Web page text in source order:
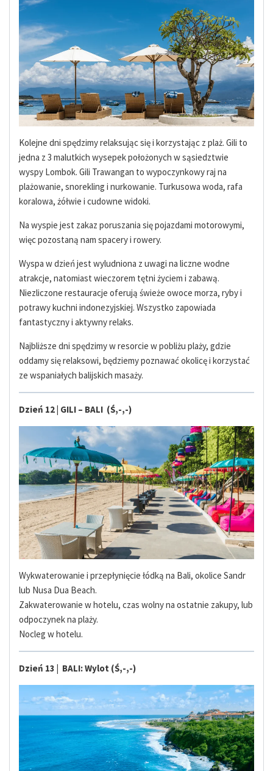
Kolejne dni spędzimy relaksując się i korzystając z plaż. Gili to
jedna z 3 malutkich wysepek położonych w sąsiedztwie
wyspy Lombok. Gili Trawangan to wypoczynkowy raj na
plażowanie, snorekling i nurkowanie. Turkusowa woda, rafa
koralowa, żółwie i cudowne widoki.
Na wyspie jest zakaz poruszania się pojazdami motorowymi,
więc pozostaną nam spacery i rowery.
Wyspa w dzień jest wyludniona z uwagi na liczne wodne
atrakcje, natomiast wieczorem tętni życiem i zabawą.
Niezliczone restauracje oferują świeże owoce morza, ryby i
potrawy kuchni indonezyjskiej. Wszystko zapowiada
fantastyczny i aktywny relaks.
Najbliższe dni spędzimy w resorcie w pobliżu plaży, gdzie
oddamy się relaksowi, będziemy poznawać okolicę i korzystać
ze wspaniałych balijskich masaży.
Dzień 12 | GILI – BALI (Ś,-,-)
Wykwaterowanie i przepłynięcie łódką na Bali, okolice Sandr
lub Nusa Dua Beach.
Zakwaterowanie w hotelu, czas wolny na ostatnie zakupy, lub
odpoczynek na plaży.
Nocleg w hotelu.
Dzień 13 | BALI: Wylot (Ś,-,-)